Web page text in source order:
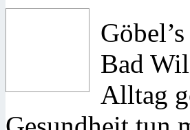
Bad
Alltag